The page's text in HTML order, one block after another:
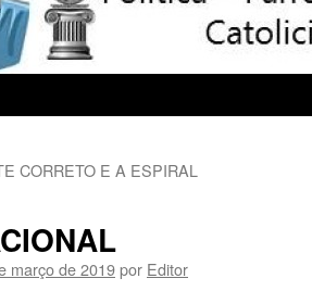
CORRETO E A ESPIRAL
março de 2019por Editor